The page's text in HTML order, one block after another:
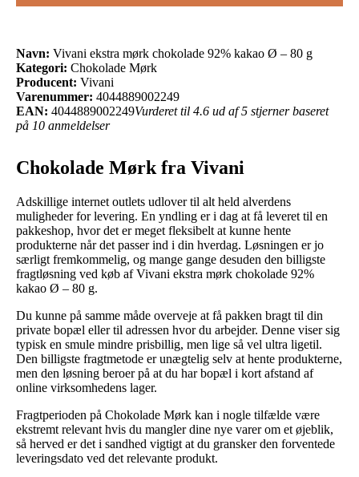
Navn: Vivani ekstra mørk chokolade 92% kakao Ø – 80 g
Kategori: Chokolade Mørk
Producent: Vivani
Varenummer: 4044889002249
EAN: 4044889002249Vurderet til 4.6 ud af 5 stjerner baseret
på 10 anmeldelser
Chokolade Mørk fra Vivani
Adskillige internet outlets udlover til alt held alverdens
muligheder for levering. En yndling er i dag at få leveret til en
pakkeshop, hvor det er meget fleksibelt at kunne hente
produkterne når det passer ind i din hverdag. Løsningen er jo
særligt fremkommelig, og mange gange desuden den billigste
fragtløsning ved køb af Vivani ekstra mørk chokolade 92%
kakao Ø – 80 g.
Du kunne på samme måde overveje at få pakken bragt til din
private bopæl eller til adressen hvor du arbejder. Denne viser sig
typisk en smule mindre prisbillig, men lige så vel ultra ligetil.
Den billigste fragtmetode er unægtelig selv at hente produkterne,
men den løsning beroer på at du har bopæl i kort afstand af
online virksomhedens lager.
Fragtperioden på Chokolade Mørk kan i nogle tilfælde være
ekstremt relevant hvis du mangler dine nye varer om et øjeblik,
så herved er det i sandhed vigtigt at du gransker den forventede
leveringsdato ved det relevante produkt.